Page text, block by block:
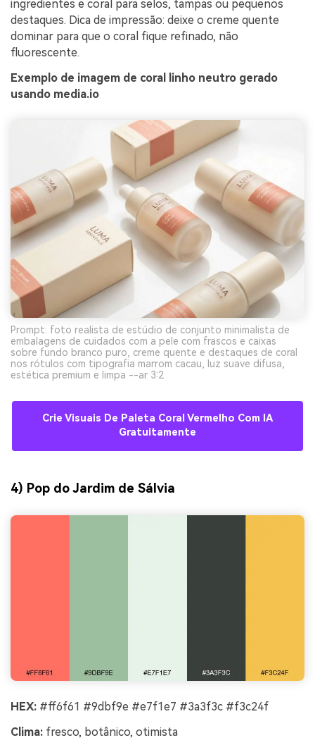
ingredientes e coral para selos, tampas ou pequenos
destaques. Dica de impressão: deixe o creme quente
dominar para que o coral fique refinado, não
fluorescente.
Exemplo de imagem de coral linho neutro gerado
usando media.io
Prompt: foto realista de estúdio de conjunto minimalista de
embalagens de cuidados com a pele com frascos e caixas
sobre fundo branco puro, creme quente e destaques de coral
nos rótulos com tipografia marrom cacau, luz suave difusa,
estética premium e limpa --ar 3:2
Crie Visuais De Paleta Coral Vermelho Com IA
Gratuitamente
4) Pop do Jardim de Sálvia
HEX: #ff6f61 #9dbf9e #e7f1e7 #3a3f3c #f3c24f
Clima: fresco, botânico, otimista